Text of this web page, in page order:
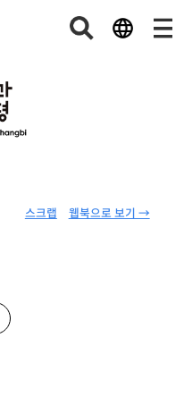
웹북으로 보기 →
스크랩